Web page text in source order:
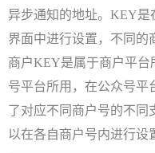
异步通知的地址。KEY
界面中进行设置，不同的
商户KEY是属于商户平台
号平台所用，在公众号平
了对应不同商户号的不同
以在各自商户号内进行设